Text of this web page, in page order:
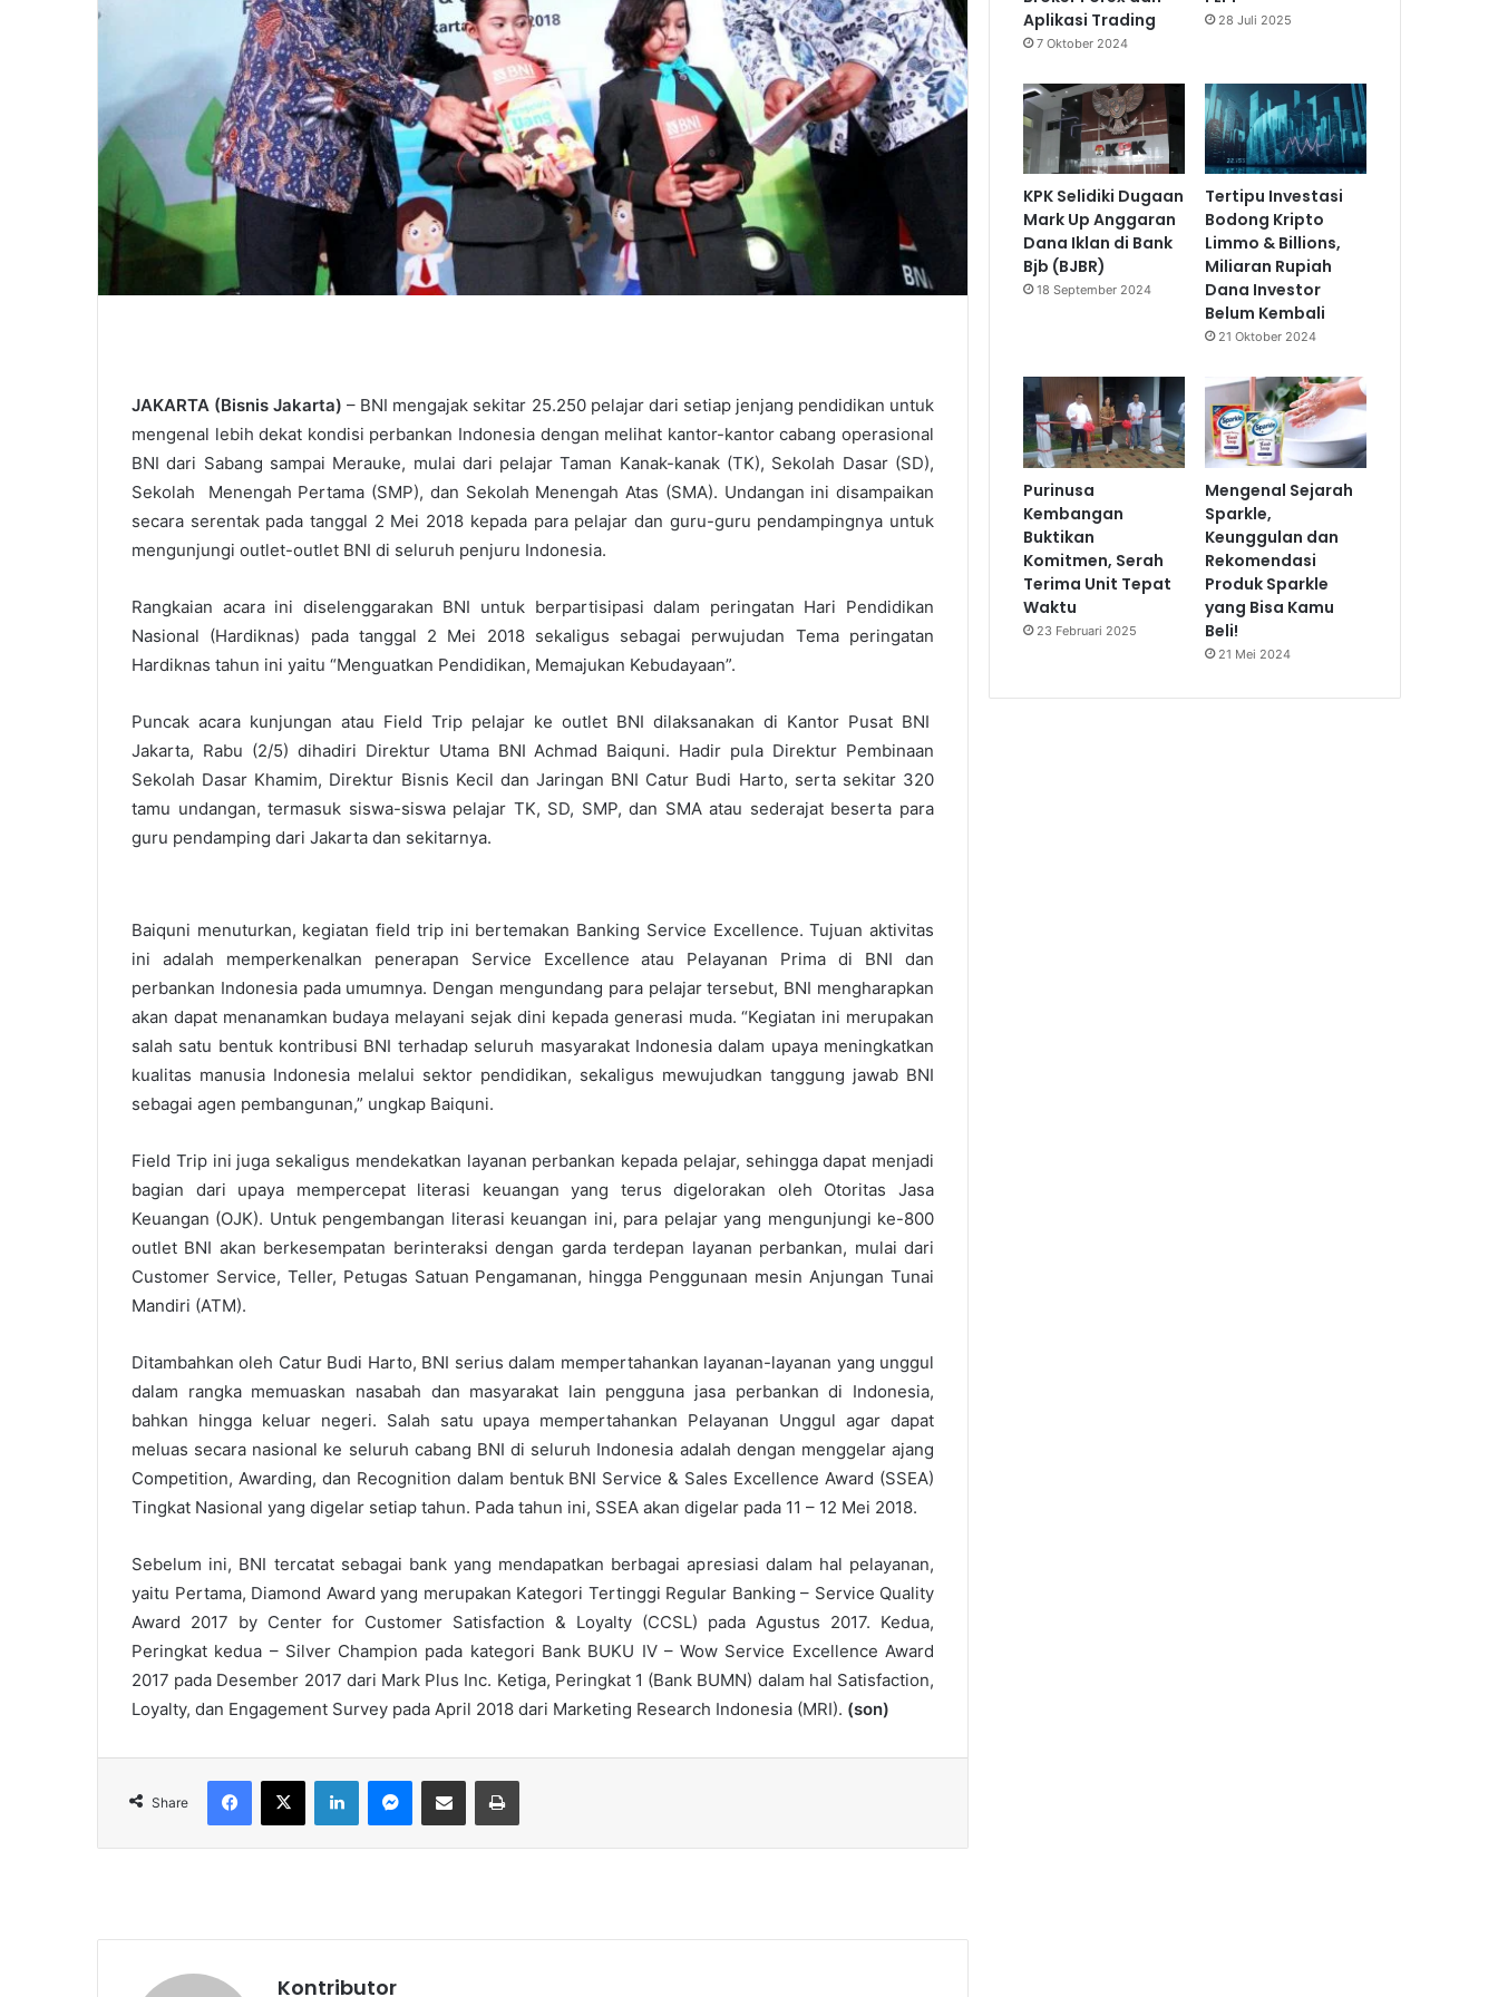
JAKARTA (Bisnis Jakarta)– BNI mengajak sekitar 25.250 pelajar dari setiap jenjang pendidikan untuk
mengenal lebih dekat kondisi perbankan Indonesia dengan melihat kantor-kantor cabang operasional
BNI dari Sabang sampai Merauke, mulai dari pelajar Taman Kanak-kanak (TK), Sekolah Dasar (SD),
Sekolah Menengah Pertama (SMP), dan Sekolah Menengah Atas (SMA). Undangan ini disampaikan
secara serentak pada tanggal 2 Mei 2018 kepada para pelajar dan guru-guru pendampingnya untuk
mengunjungi outlet-outlet BNI di seluruh penjuru Indonesia.
Rangkaian acara ini diselenggarakan BNI untuk berpartisipasi dalam peringatan Hari Pendidikan
Nasional (Hardiknas) pada tanggal 2 Mei 2018 sekaligus sebagai perwujudan Tema peringatan
Hardiknas tahun ini yaitu “Menguatkan Pendidikan, Memajukan Kebudayaan”.
Puncak acara kunjungan atau Field Trip pelajar ke outlet BNI dilaksanakan di Kantor Pusat BNI
Jakarta, Rabu (2/5) dihadiri Direktur Utama BNI Achmad Baiquni. Hadir pula Direktur Pembinaan
Sekolah Dasar Khamim, Direktur Bisnis Kecil dan Jaringan BNI Catur Budi Harto, serta sekitar 320
tamu undangan, termasuk siswa-siswa pelajar TK, SD, SMP, dan SMA atau sederajat beserta para
guru pendamping dari Jakarta dan sekitarnya.
Baiquni menuturkan, kegiatan field trip ini bertemakan Banking Service Excellence. Tujuan aktivitas
ini adalah memperkenalkan penerapan Service Excellence atau Pelayanan Prima di BNI dan
perbankan Indonesia pada umumnya. Dengan mengundang para pelajar tersebut, BNI mengharapkan
akan dapat menanamkan budaya melayani sejak dini kepada generasi muda. “Kegiatan ini merupakan
salah satu bentuk kontribusi BNI terhadap seluruh masyarakat Indonesia dalam upaya meningkatkan
kualitas manusia Indonesia melalui sektor pendidikan, sekaligus mewujudkan tanggung jawab BNI
sebagai agen pembangunan,” ungkap Baiquni.
Field Trip ini juga sekaligus mendekatkan layanan perbankan kepada pelajar, sehingga dapat menjadi
bagian dari upaya mempercepat literasi keuangan yang terus digelorakan oleh Otoritas Jasa
Keuangan (OJK). Untuk pengembangan literasi keuangan ini, para pelajar yang mengunjungi ke-800
outlet BNI akan berkesempatan berinteraksi dengan garda terdepan layanan perbankan, mulai dari
Customer Service, Teller, Petugas Satuan Pengamanan, hingga Penggunaan mesin Anjungan Tunai
Mandiri (ATM).
Ditambahkan oleh Catur Budi Harto, BNI serius dalam mempertahankan layanan-layanan yang unggul
dalam rangka memuaskan nasabah dan masyarakat lain pengguna jasa perbankan di Indonesia,
bahkan hingga keluar negeri. Salah satu upaya mempertahankan Pelayanan Unggul agar dapat
meluas secara nasional ke seluruh cabang BNI di seluruh Indonesia adalah dengan menggelar ajang
Competition, Awarding, dan Recognition dalam bentuk BNI Service & Sales Excellence Award (SSEA)
Tingkat Nasional yang digelar setiap tahun. Pada tahun ini, SSEA akan digelar pada 11 – 12 Mei 2018.
Sebelum ini, BNI tercatat sebagai bank yang mendapatkan berbagai apresiasi dalam hal pelayanan,
yaitu Pertama, Diamond Award yang merupakan Kategori Tertinggi Regular Banking – Service Quality
Award 2017 by Center for Customer Satisfaction & Loyalty (CCSL) pada Agustus 2017. Kedua,
Peringkat kedua – Silver Champion pada kategori Bank BUKU IV – Wow Service Excellence Award
2017 pada Desember 2017 dari Mark Plus Inc. Ketiga, Peringkat 1 (Bank BUMN) dalam hal Satisfaction,
Loyalty, dan Engagement Survey pada April 2018 dari Marketing Research Indonesia (MRI). (son)
Share
Kontributor
Aplikasi Trading
7 Oktober 2024
28 Juli 2025
KPK Selidiki Dugaan
Mark Up Anggaran
Dana Iklan di Bank
Bjb (BJBR)
18 September 2024
Tertipu Investasi
Bodong Kripto
Limmo & Billions,
Miliaran Rupiah
Dana Investor
Belum Kembali
21 Oktober 2024
Purinusa
Kembangan
Buktikan
Komitmen, Serah
Terima Unit Tepat
Waktu
23 Februari 2025
Mengenal Sejarah
Sparkle,
Keunggulan dan
Rekomendasi
Produk Sparkle
yang Bisa Kamu
Beli!
21 Mei 2024